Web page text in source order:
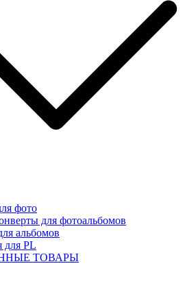
фото
для фотоальбомов
альбомов
для PL
ТОВАРЫ